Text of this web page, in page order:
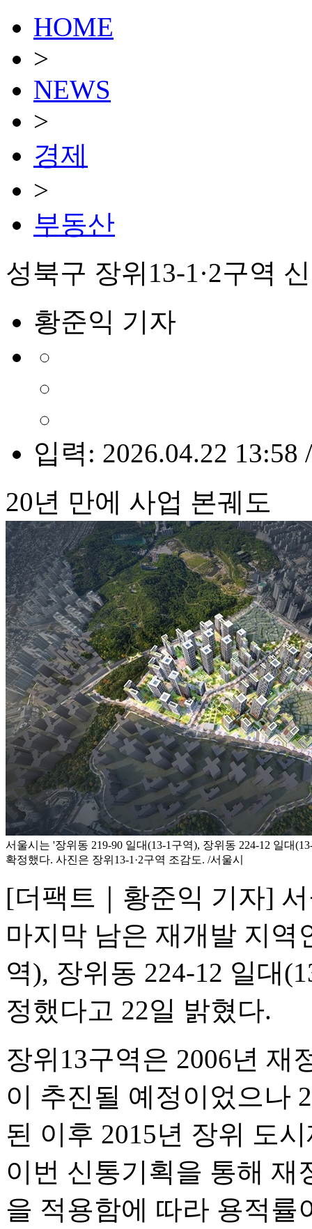
HOME
>
NEWS
>
경제
>
부동산
성북구 장위13-1·2구역
황준익 기자
입력: 2026.04.22 13:58
20년 만에 사업 본궤도
서울시는 '장위동 219-90 일대(13-1구역), 장위동 224-12 일대
확정했다. 사진은 장위13-1·2구역 조감도. /서울시
[더팩트｜황준익 기자]
마지막 남은 재개발 지역
역), 장위동 224-12 일대
정했다고 22일 밝혔다.
장위13구역은 2006년 재
이 추진될 예정이었으나
된 이후 2015년 장위 도
이번 신통기획을 통해
을 적용함에 따라 용적률